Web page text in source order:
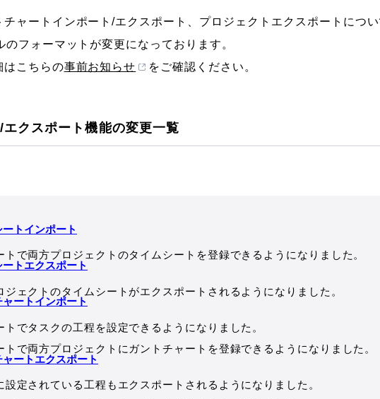
チャートインポート/エクスポート、プロジェクトエクスポートにつ
のフォーマットが変更になっております。
はこちらの事前お知らせ をご確認ください。
クスポート機能の変更一覧
トインポート
トで両方プロジェクトのタイムシートを登録できるようになりました。
トエクスポート
ジェクトのタイムシートがエクスポートされるようになりました。
ャートインポート
トでタスクの工程を設定できるようになりました。
トで両方プロジェクトにガントチャートを登録できるようになりました。
ャートエクスポート
設定されている工程もエクスポートされるようになりました。